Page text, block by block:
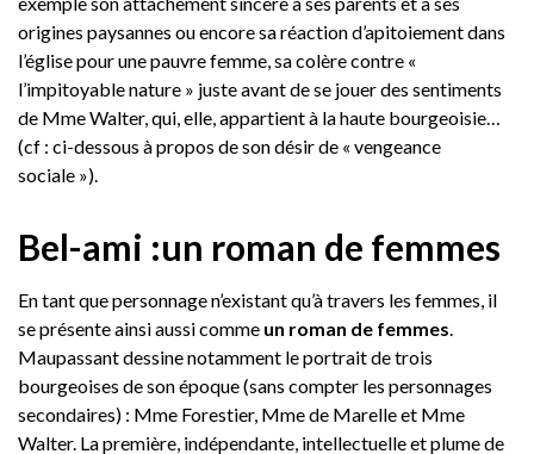
origines paysannes ou encore sa réaction d’apitoiement dans
l’église pour une pauvre femme, sa colère contre «
l’impitoyable nature » juste avant de se jouer des sentiments
de Mme Walter, qui, elle, appartient à la haute bourgeoisie…
(cf : ci-dessous à propos de son désir de « vengeance
sociale »).
Bel-ami :un roman de femmes
En tant que personnage n’existant qu’à travers les femmes, il
se présente ainsi aussi comme un roman de femmes
Maupassant dessine notamment le portrait de trois
bourgeoises de son époque (sans compter les personnages
secondaires) : Mme Forestier, Mme de Marelle et Mme
Walter. La première, indépendante, intellectuelle et plume de